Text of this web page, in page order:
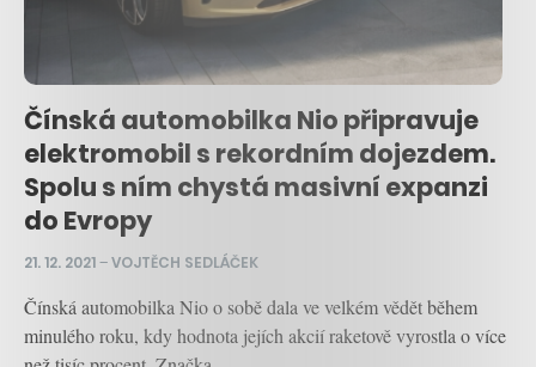
Čínská automobilka Nio připravuje
elektromobil s rekordním dojezdem.
Spolu s ním chystá masivní expanzi
do Evropy
21. 12. 2021–VOJTĚCH SEDLÁČEK
Čínská automobilka Nio o sobě dala ve velkém vědět během
minulého roku, kdy hodnota jejích akcií raketově vyrostla o více